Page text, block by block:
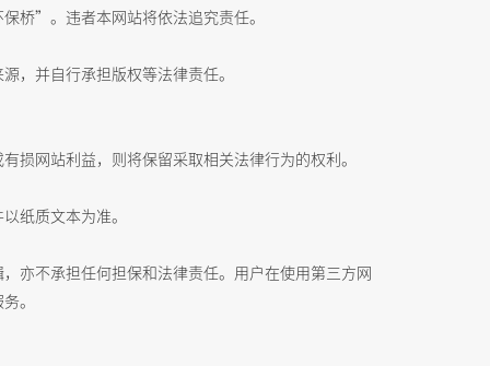
桥”。违者本网站将依法追究责任。
，并自行承担版权等法律责任。
损网站利益，则将保留采取相关法律行为的权利。
纸质文本为准。
亦不承担任何担保和法律责任。用户在使用第三方网
。